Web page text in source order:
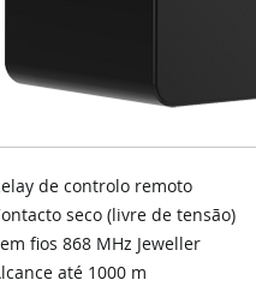
de controlo remoto
seco (livre de tensão)
fios 868 MHz Jeweller
até 1000 m